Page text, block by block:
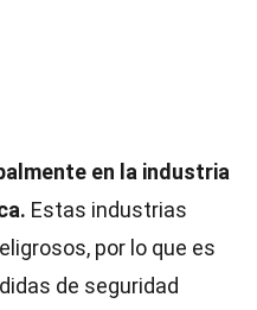
en la industria
Estas industrias
por lo que es
de seguridad